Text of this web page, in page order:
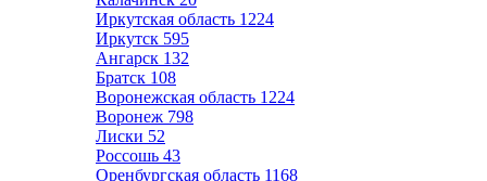
Иркутская область 1224
Иркутск 595
Ангарск 132
Братск 108
Воронежская область 1224
Воронеж 798
Лиски 52
Россошь 43
Оренбургская область 1168